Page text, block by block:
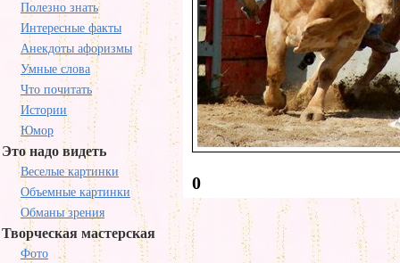
Полезно знать
Интересные факты
Анекдоты афоризмы
Умные слова
Что почитать
Истории
Юмор
Это надо видеть
Веселые картинки
Объемные картинки
Обманы зрения
Творческая мастерская
Фото
0